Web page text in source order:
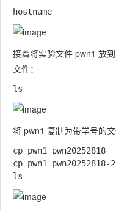
接着将实验文件 pwn1 放
文件：
将 pwn1 复制为带学号的文
cp pwn1 pwn20252818
cp pwn1 pwn20252818-2